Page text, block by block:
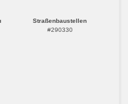
Straßenbaustellen
#290330